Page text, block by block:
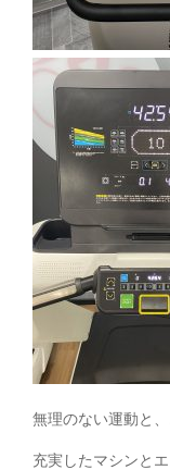
無理のない運動と
充実したマシンと